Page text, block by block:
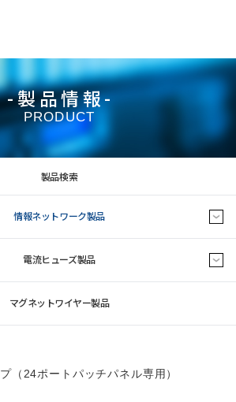
-製品情報-
PRODUCT
製品検索
情報ネットワーク製品
電流ヒューズ製品
マグネットワイヤー製品
（24ポートパッチパネル専用）